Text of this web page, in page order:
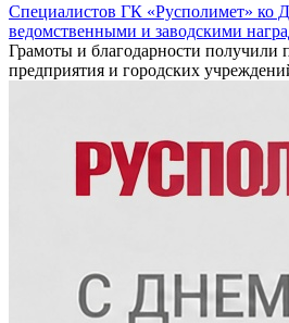
Специалистов ГК «Русполимет» ко
ведомственными и заводскими
Грамоты и благодарности получили
предприятия и городских